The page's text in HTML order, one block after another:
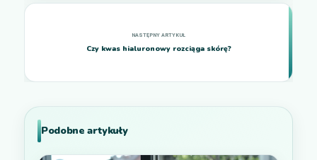
Czy kwas hialuronowy rozciąga skórę?
Podobne artykuły